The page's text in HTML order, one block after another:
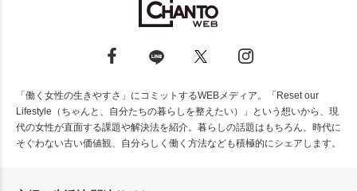
「働く女性の生きやすさ」にコミットするWEBメディア。「Reset our
Lifestyle（ちゃんと、自分たちの暮らしを整えたい）」という想いから、現
代の女性が直面する課題や解決法を紹介。暮らしの話題はもちろん、時代に
そぐわない古い価値観、自分らしく働く方法なども積極的にシェアします。